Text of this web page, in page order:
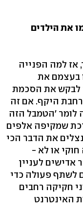
את הילדים
אז למה הפנייה
בעצמם את
לבקש את הסכמת
היקף. אם זה
לומר 'הטמבל הזה
שמקיפה אלפים
את הדבר הכי
או לא -
אדישים לעניין
לשתף פעולה כדי
חקיקה רחבים
האינטרנט